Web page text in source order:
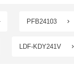
PFB24103
LDF-KDY241V